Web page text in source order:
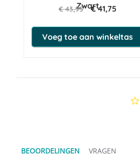
Zwart
€ 43,95 € 41,75
Voeg toe aan winkeltas
BEOORDELINGEN
VRAGEN